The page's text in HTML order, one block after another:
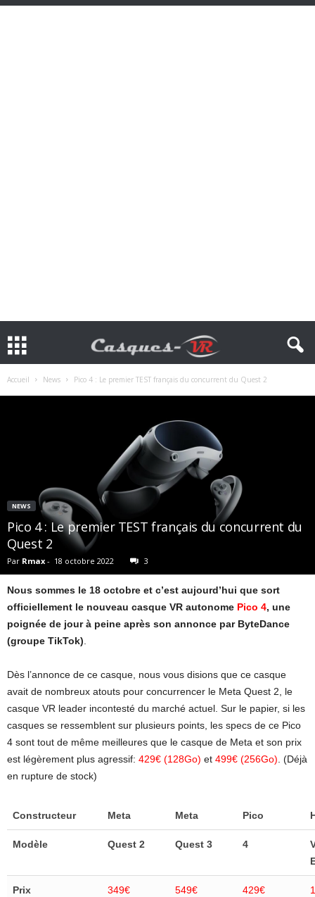
Accueil News Pico 4 : Le premier TEST français du concurrent du Quest 2
NEWS
Pico 4 : Le premier TEST français du concurrent du
Quest 2
Par Rmax - 18 octobre 2022 3
Nous sommes le 18 octobre et c’est aujourd’hui que sort
officiellement le nouveau casque VR autonome Pico 4, une
poignée de jour à peine après son annonce par ByteDance
(groupe TikTok).
Dès l’annonce de ce casque, nous vous disions que ce casque
avait de nombreux atouts pour concurrencer le Meta Quest 2, le
casque VR leader incontesté du marché actuel. Sur le papier, si les
casques se ressemblent sur plusieurs points, les specs de ce Pico
4 sont tout de même meilleures que le casque de Meta et son prix
est légèrement plus agressif: 429€ (128Go) et 499€ (256Go). (Déjà
en rupture de stock)
Constructeur Meta Meta Pico
Modèle Quest 2 Quest 3 4
Prix
349€
549€
429€